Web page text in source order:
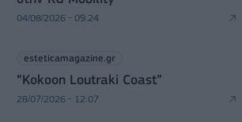
04/08/2026 - 09:24
esteticamagazine.gr
“Kokoon Loutraki Coast”
28/07/2026 - 12:07